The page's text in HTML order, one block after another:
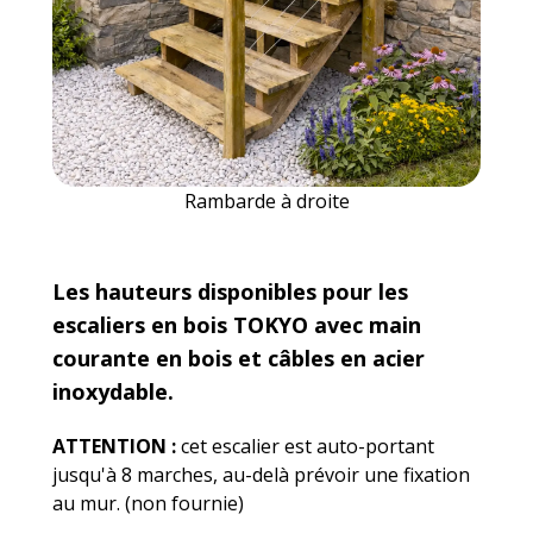
Rambarde à droite
Les hauteurs disponibles pour les
escaliers en bois TOKYO avec main
courante en bois et câbles en acier
inoxydable.
ATTENTION :cet escalier est auto-portant
jusqu'à 8 marches, au-delà prévoir une fixation
au mur. (non fournie)